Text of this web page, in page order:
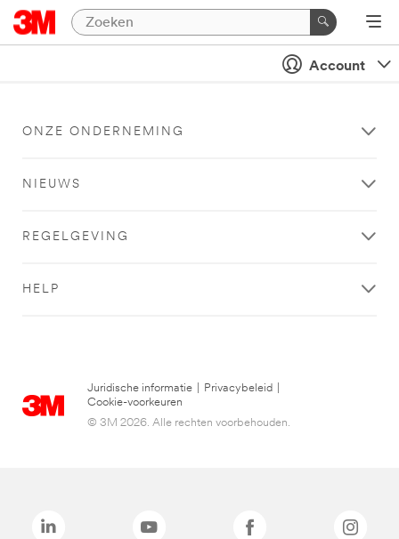
Account
ONZE ONDERNEMING
NIEUWS
REGELGEVING
HELP
Juridische informatie Privacybeleid
Cookie-voorkeuren
© 3M 2026. Alle rechten voorbehouden.